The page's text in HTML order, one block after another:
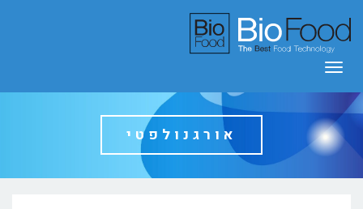
תפריט
אורגנולפטי